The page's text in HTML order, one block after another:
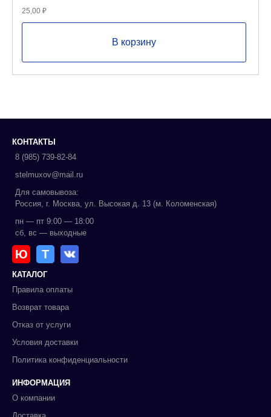
25,00 ₽
В корзину
КОНТАКТЫ
8 (985) 739-82-84
stelmuxov@mail.ru
Для самовывоза:
Россия, г. Москва, ул. Высокая д. 13 (м. Коломенская)
пн — пт 9:00 — 18:00
сб, вс — выходные
Ю Т
КАТАЛОГ
Правила оплаты
Возврат товара
Отказ от услуги
Условия доставки
Политика конфиденциальности
ИНФОРМАЦИЯ
О компании